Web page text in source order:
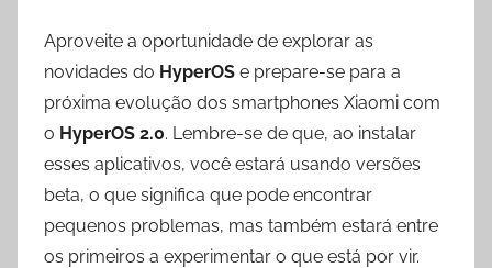
Aproveite a oportunidade de explorar as
novidades do HyperOS e prepare-se para a
próxima evolução dos smartphones Xiaomi com
o HyperOS 2.0. Lembre-se de que, ao instalar
esses aplicativos, você estará usando versões
beta, o que significa que pode encontrar
pequenos problemas, mas também estará entre
os primeiros a experimentar o que está por vir.